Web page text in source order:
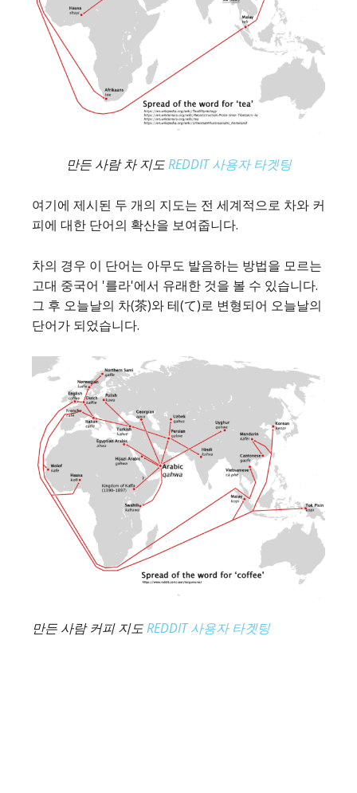
만든 사람 차 지도REDDIT 사용자 타겟팅
여기에 제시된 두 개의 지도는 전 세계적으로 차와 커
피에 대한 단어의 확산을 보여줍니다.
차의 경우 이 단어는 아무도 발음하는 방법을 모르는
고대 중국어 '를라'에서 유래한 것을 볼 수 있습니다.
그 후 오늘날의 차(茶)와 테(て)로 변형되어 오늘날의
단어가 되었습니다.
만든 사람 커피 지도REDDIT 사용자 타겟팅